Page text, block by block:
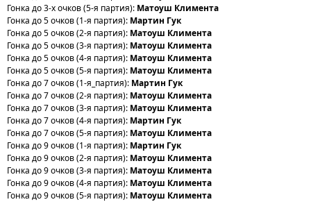
Гонка до 3-х очков (5-я партия): Матоуш Климента
Гонка до 5 очков (1-я партия): Мартин Гук
Гонка до 5 очков (2-я партия): Матоуш Климента
Гонка до 5 очков (3-я партия): Матоуш Климента
Гонка до 5 очков (4-я партия): Матоуш Климента
Гонка до 5 очков (5-я партия): Матоуш Климента
Гонка до 7 очков (1-я_партия): Мартин Гук
Гонка до 7 очков (2-я партия): Матоуш Климента
Гонка до 7 очков (3-я партия): Матоуш Климента
Гонка до 7 очков (4-я партия): Мартин Гук
Гонка до 7 очков (5-я партия): Матоуш Климента
Гонка до 9 очков (1-я партия): Мартин Гук
Гонка до 9 очков (2-я партия): Матоуш Климента
Гонка до 9 очков (3-я партия): Матоуш Климента
Гонка до 9 очков (4-я партия): Матоуш Климента
Гонка до 9 очков (5-я партия): Матоуш Климента